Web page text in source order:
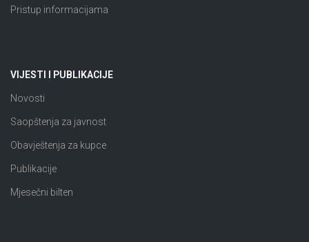
Pristup informacijama
VIJESTI I PUBLIKACIJE
Novosti
Saopštenja za javnost
Obavještenja za kupce
Publikacije
Mjesečni bilten